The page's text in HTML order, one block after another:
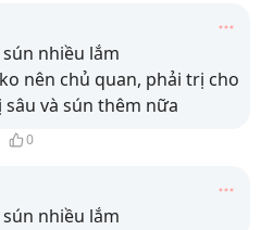
nhiều lắm
nên chủ quan, phải trị cho
và sún thêm nữa
0
nhiều lắm